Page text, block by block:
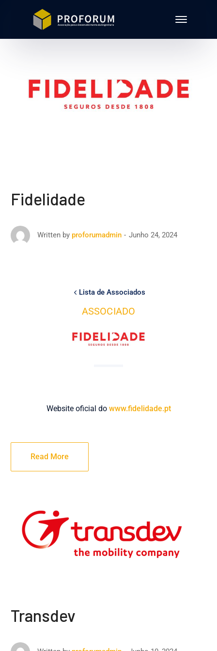
Fidelidade
Written by proforumadmin Junho 24, 2024
Lista de Associados
ASSOCIADO
Website oficial do www.fidelidade.pt
Read More
Transdev